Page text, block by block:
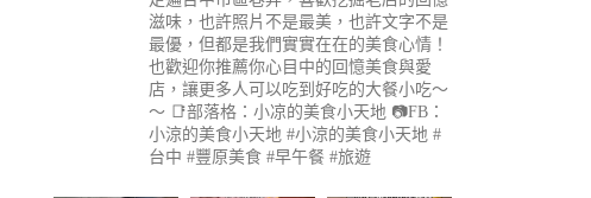
滋味，也許照片不是最美，也許文字不是
最優，但都是我們實實在在的美食心情！
也歡迎你推薦你心目中的回憶美食與愛
店，讓更多人可以吃到好吃的大餐小吃～
～ 📑部落格：小凉的美食小天地 📷FB：
小涼的美食小天地 #小涼的美食小天地 #
台中 #豐原美食 #早午餐 #旅遊